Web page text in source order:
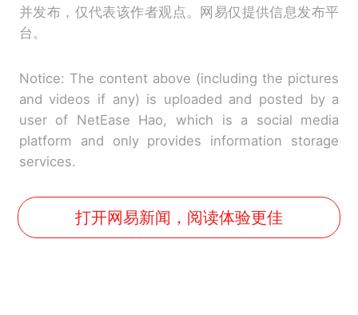
并发布，仅代表该作者观点。网易仅提供信息发布平
台。
Notice: The content above (including the pictures
and videos if any) is uploaded and posted by a
user of NetEase Hao, which is a social media
platform and only provides information storage
services.
打开网易新闻，阅读体验更佳